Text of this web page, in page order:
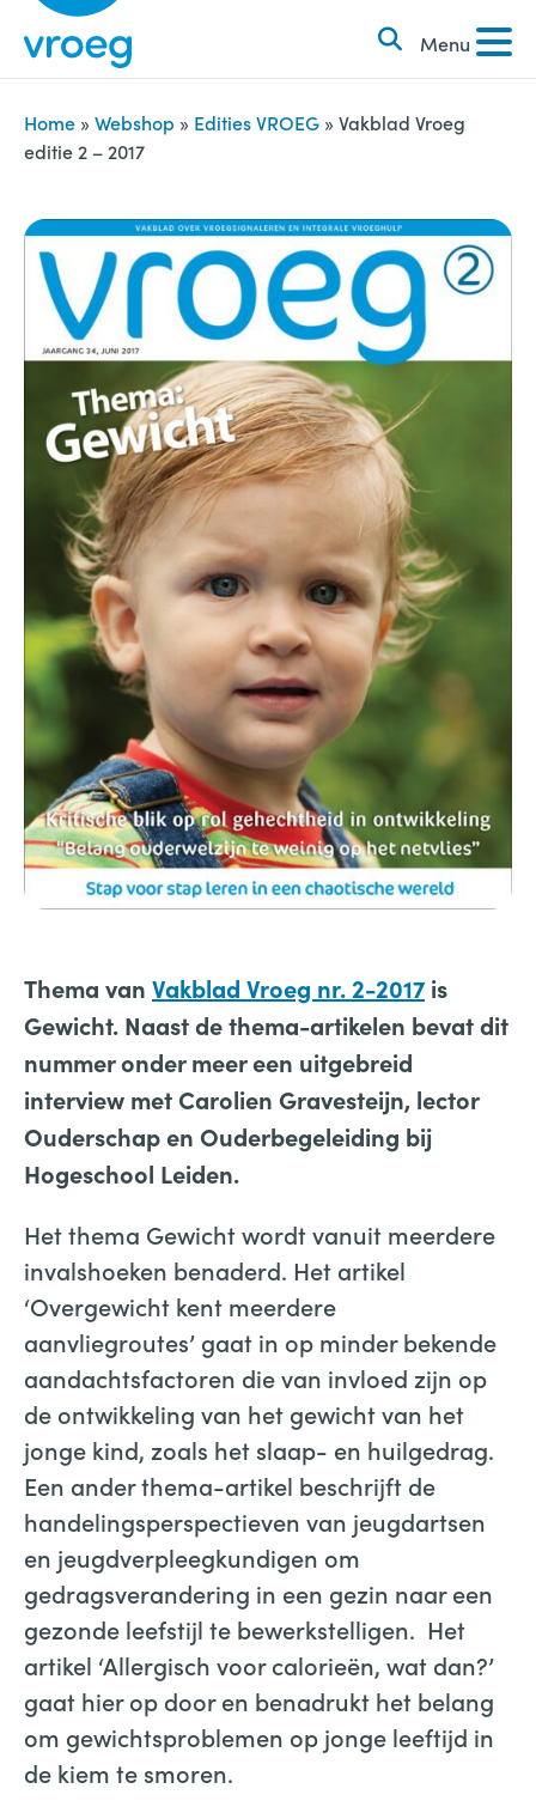
i
Menu
k
e
n
n
a
r
Home » Webshop » Edities VROEG » Vakblad Vroeg
editie 2 – 2017
Thema van Vakblad Vroeg nr. 2-2017is
Gewicht. Naast de thema-artikelen bevat dit
nummer onder meer een uitgebreid
interview met Carolien Gravesteijn, lector
Ouderschap en Ouderbegeleiding bij
Hogeschool Leiden.
Het thema Gewicht wordt vanuit meerdere
invalshoeken benaderd. Het artikel
‘Overgewicht kent meerdere
aanvliegroutes’ gaat in op minder bekende
aandachtsfactoren die van invloed zijn op
de ontwikkeling van het gewicht van het
jonge kind, zoals het slaap- en huilgedrag.
Een ander thema-artikel beschrijft de
handelingsperspectieven van jeugdartsen
en jeugdverpleegkundigen om
gedragsverandering in een gezin naar een
gezonde leefstijl te bewerkstelligen. Het
artikel ‘Allergisch voor calorieën, wat dan?’
gaat hier op door en benadrukt het belang
om gewichtsproblemen op jonge leeftijd in
de kiem te smoren.